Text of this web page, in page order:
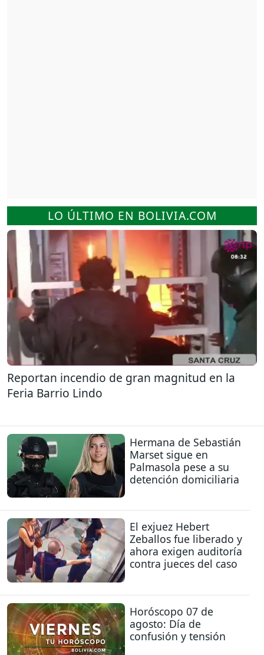
LO ÚLTIMO EN BOLIVIA.COM
Reportan incendio de gran magnitud en la
Feria Barrio Lindo
Hermana de Sebastián
Marset sigue en
Palmasola pese a su
detención domiciliaria
El exjuez Hebert
Zeballos fue liberado y
ahora exigen auditoría
contra jueces del caso
Horóscopo 07 de
agosto: Día de
confusión y tensión